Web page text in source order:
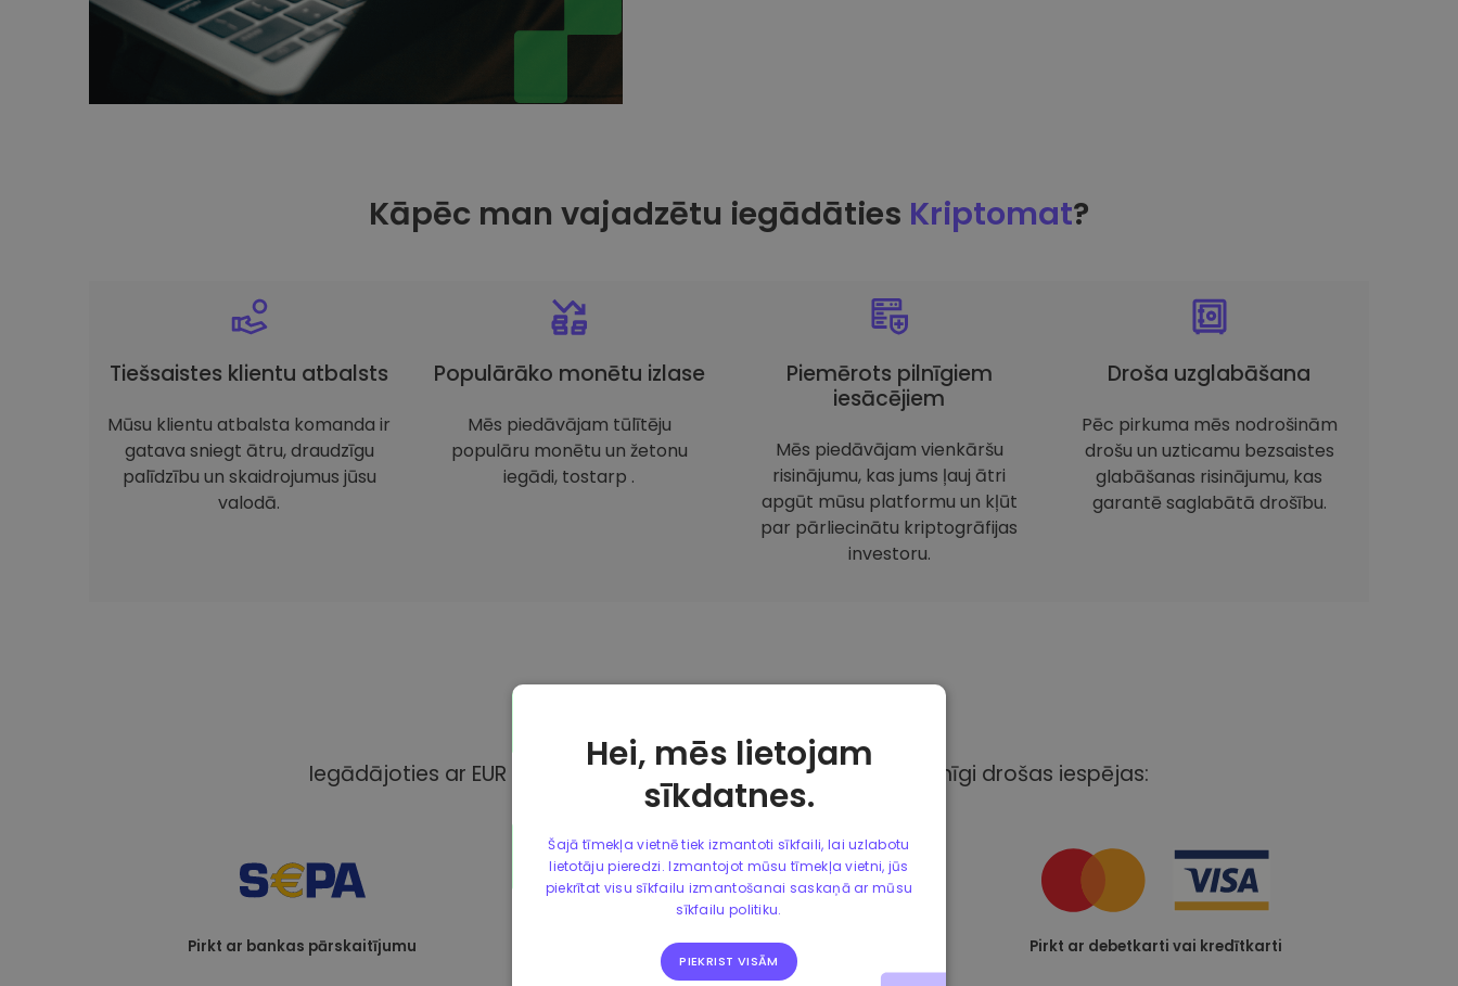
Kāpēc man vajadzētu iegādāties Kriptomat?
Tiešsaistes klientu atbalsts
Mūsu klientu atbalsta komanda ir
gatava sniegt ātru, draudzīgu
palīdzību un skaidrojumus jūsu
valodā.
Populārāko monētu izlase
Mēs piedāvājam tūlītēju
populāru monētu un žetonu
iegādi, tostarp .
Piemērots pilnīgiem
iesācējiem
Mēs piedāvājam vienkāršu
risinājumu, kas jums ļauj ātri
apgūt mūsu platformu un kļūt
par pārliecinātu kriptogrāfijas
investoru.
Droša uzglabāšana
Pēc pirkuma mēs nodrošinām
drošu un uzticamu bezsaistes
glabāšanas risinājumu, kas
garantē saglabātā drošību.
Iegādājoties ar EUR Kriptomat, Jums ir pieejamas dažādas pilnīgi drošas iespējas:
Pirkt ar bankas pārskaitījumu Pirkt ar debetkarti vai kredītkarti
Hei, mēs lietojam
sīkdatnes.
Šajā tīmekļa vietnē tiek izmantoti sīkfaili, lai uzlabotu
lietotāju pieredzi. Izmantojot mūsu tīmekļa vietni, jūs
piekrītat visu sīkfailu izmantošanai saskaņā ar mūsu
sīkfailu politiku.
PIEKRIST VISĀM